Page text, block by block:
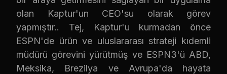
olan Kaptur'un CEO'su olarak görev
yapmıştır.. Tej, Kaptur'u kurmadan önce
ESPN'de ürün ve uluslararası strateji kıdemli
müdürü görevini yürütmüş ve ESPN3'ü ABD,
Meksika, Brezilya ve Avrupa'da hayata